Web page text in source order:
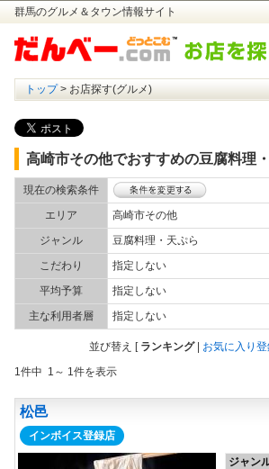
群馬のグルメ＆タウン情報サイト
トップ> お店探す(グルメ)
高崎市その他でおすすめの豆腐料理
現在の検索条件
エリア
高崎市その他
ジャンル
豆腐料理・天ぷら
こだわり
指定しない
平均予算
指定しない
主な利用者層
指定しない
お気に入り
ランキング|
[
並び替え
1件中 1～ 1件を表示
松邑
インボイス登録店
ジャン